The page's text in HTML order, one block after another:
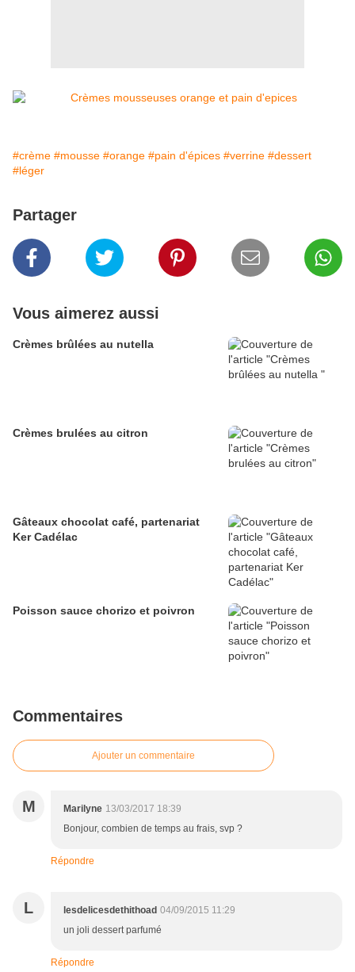
#crème #mousse #orange #pain d'épices #verrine #dessert
#léger
Partager
Vous aimerez aussi
Crèmes brûlées au nutella
Crèmes brulées au citron
Gâteaux chocolat café, partenariat
Ker Cadélac
Poisson sauce chorizo et poivron
Commentaires
Ajouter un commentaire
M Marilyne 13/03/2017 18:39
Bonjour, combien de temps au frais, svp ?
Répondre
L lesdelicesdethithoad 04/09/2015 11:29
un joli dessert parfumé
Répondre